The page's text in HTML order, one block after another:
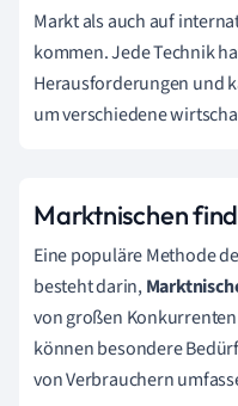
Markt als auch auf
kommen. Jede Technik
Herausforderungen und
um verschiedene
Marktnischen
Eine populäre Methode
besteht darin,
von großen
können besondere
von Verbrauchern